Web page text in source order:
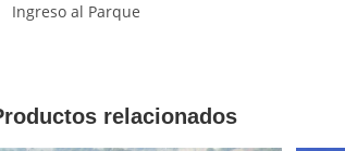
Ingreso al Parque
relacionados